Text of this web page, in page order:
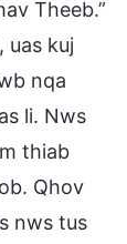
Theeb.”
uas kuj
nqa
li. Nws
thiab
Qhov
nws tus